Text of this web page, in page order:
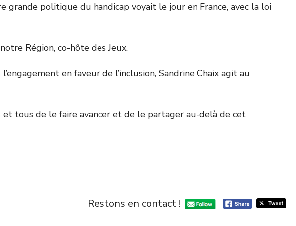
grande politique du handicap voyait le jour en France, avec la loi
Région, co-hôte des Jeux.
en faveur de l’inclusion, Sandrine Chaix agit au
tous de le faire avancer et de le partager au-delà de cet
Restons en contact !